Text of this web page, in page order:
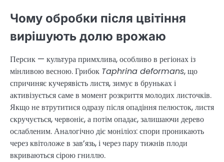
Чому обробки після цвітіння
вирішують долю врожаю
Персик — культура примхлива, особливо в регіонах із
мінливою весною. Грибок Taphrina deformans, що
спричиняє кучерявість листя, зимує в бруньках і
активізується саме в момент розкриття молодих листочків.
Якщо не втрутитися одразу після опадіння пелюсток, листя
скручується, червоніє, а потім опадає, залишаючи дерево
ослабленим. Аналогічно діє моніліоз: спори проникають
через квітоложе в зав’язь, і через пару тижнів плоди
вкриваються сірою гниллю.